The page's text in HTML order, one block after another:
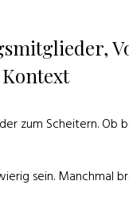
zum Scheitern.
sein. Manchmal